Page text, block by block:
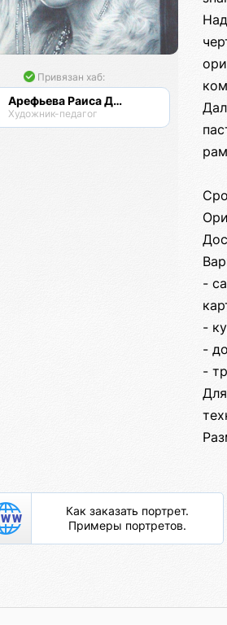
Привязан хаб:
Арефьева Раиса Дмитриевна
Художник-педагог
-
-
-
-
Как заказать портрет.
Примеры портретов.